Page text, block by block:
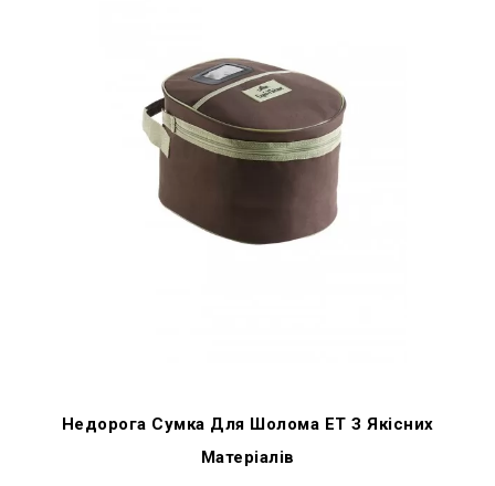
Недорога Сумка Для Шолома EТ З Якісних
Матеріалів